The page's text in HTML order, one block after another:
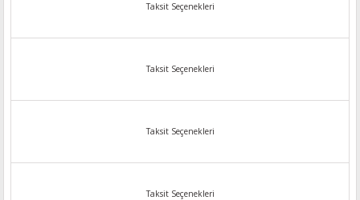
Taksit Seçenekleri
Taksit Seçenekleri
Taksit Seçenekleri
Taksit Seçenekleri